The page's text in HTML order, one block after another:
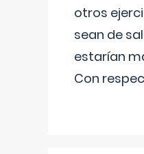
otros
sean de
estarían
Con